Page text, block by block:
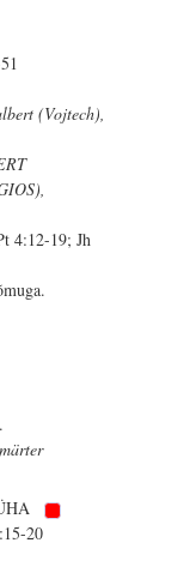
(Vojtech),
4:12-19; Jh
20